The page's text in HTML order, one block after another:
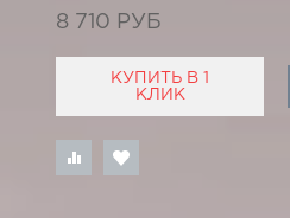
8 710 РУБ
КУПИТЬ В 1
КЛИК